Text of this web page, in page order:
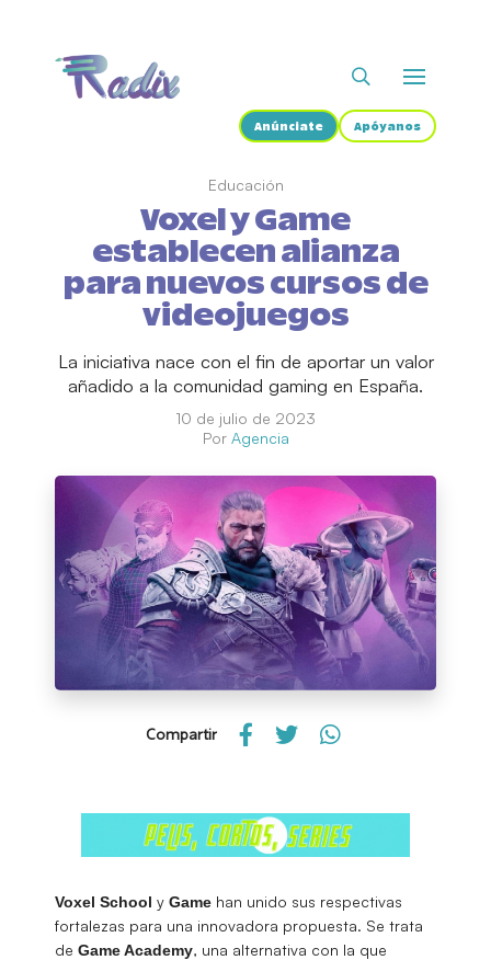
Anúnciate Apóyanos
Educación
Voxel y Game
establecen alianza
para nuevos cursos de
videojuegos
La iniciativa nace con el fin de aportar un valor
añadido a la comunidad gaming en España.
10 de julio de 2023
Por Agencia
Compartir
Voxel School y Game han unido sus respectivas
fortalezas para una innovadora propuesta. Se trata
de Game Academy, una alternativa con la que